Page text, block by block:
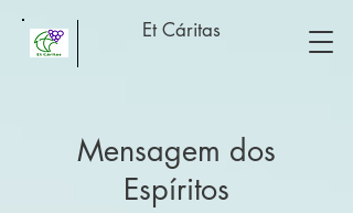
Et Cáritas
Mensagem dos
Espíritos